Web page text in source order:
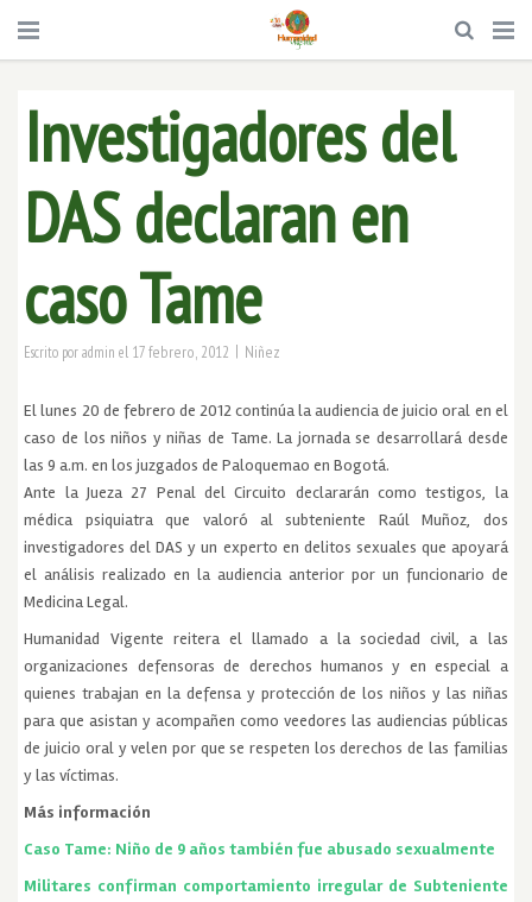
Investigadores del
DAS declaran en
caso Tame
Escrito poradmin el 17 febrero, 2012 | Niñez
El lunes 20 de febrero de 2012 continúa la audiencia de juicio oral en el
caso de los niños y niñas de Tame. La jornada se desarrollará desde
las 9 a.m. en los juzgados de Paloquemao en Bogotá.
Ante la Jueza 27 Penal del Circuito declararán como testigos, la
médica psiquiatra que valoró al subteniente Raúl Muñoz, dos
investigadores del DAS y un experto en delitos sexuales que apoyará
el análisis realizado en la audiencia anterior por un funcionario de
Medicina Legal.
Humanidad Vigente reitera el llamado a la sociedad civil, a las
organizaciones defensoras de derechos humanos y en especial a
quienes trabajan en la defensa y protección de los niños y las niñas
para que asistan y acompañen como veedores las audiencias públicas
de juicio oral y velen por que se respeten los derechos de las familias
y las víctimas.
Más información
Caso Tame: Niño de 9 años también fue abusado sexualmente
Militares confirman comportamiento irregular de Subteniente